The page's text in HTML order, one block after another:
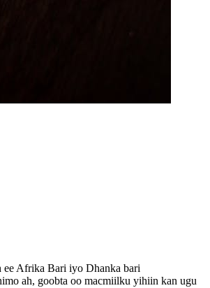
ee Afrika Bari iyo Dhanka bari
ah, goobta oo macmiilku yihiin kan ugu